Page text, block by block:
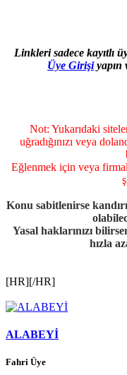
Linkleri sadece kayıtlı
Üye Girişiyapın
Not: Yukarıdaki
uğradığınızı veya
Eğlenmek için veya
Konu sabitlenirse
Yasal haklarınızı
hızla
[HR][/HR]
ALABEYİ
Fahri Üye